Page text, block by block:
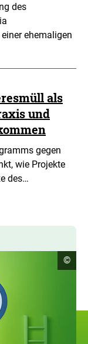
des
ehemaligen
als
und
gegen
wie Projekte
des…
©